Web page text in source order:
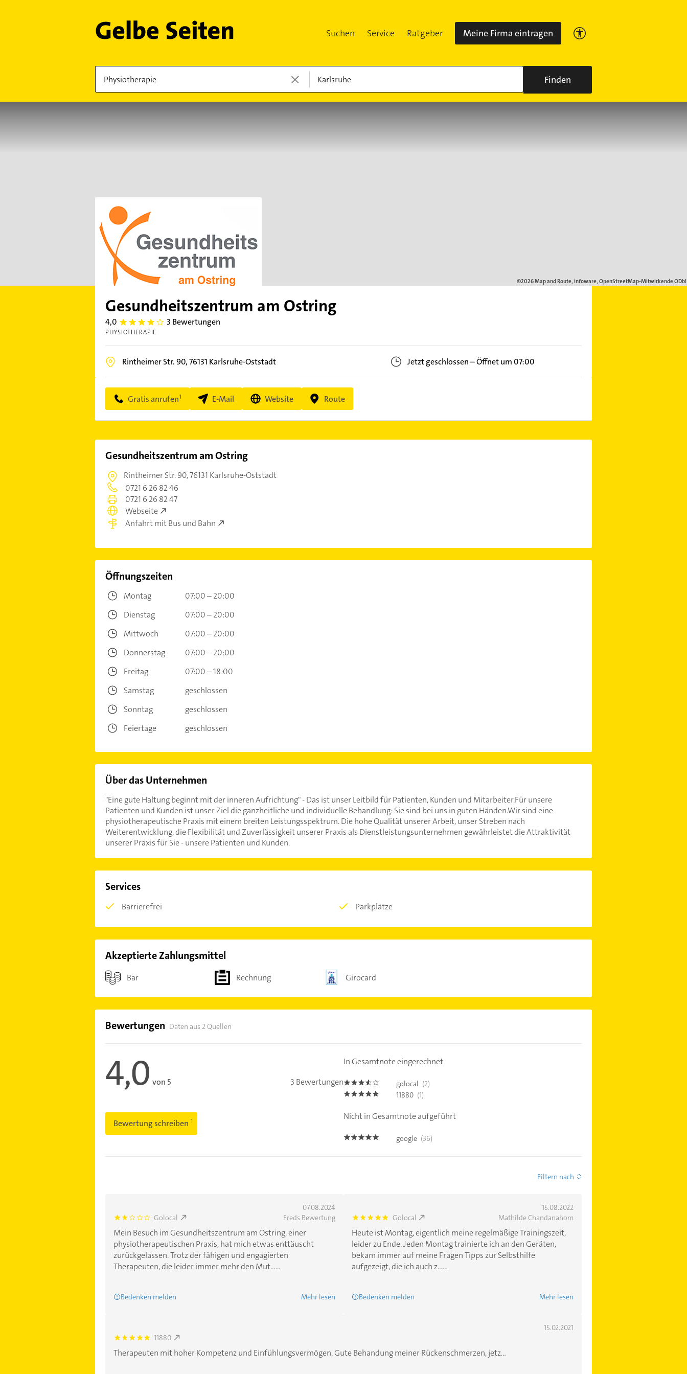
Suchen Service Ratgeber Meine Firma eintragen
Finden
Gesundheitszentrum am Ostring
4,0 4.0 3 Bewertungen
PHYSIOTHERAPIE
Rintheimer Str. 90,76131 Karlsruhe-Oststadt Jetzt geschlossen–Öffnet um 07:00
Gratis anrufen E-Mail Website Route
Gesundheitszentrum am Ostring
Rintheimer Str. 90,76131 Karlsruhe-Oststadt
0721 6 26 82 46
0721 6 26 82 47
Webseite
Anfahrt mit Bus und Bahn
Öffnungszeiten
Montag
07:00 – 20:00
Dienstag
07:00 – 20:00
Mittwoch
07:00 – 20:00
Donnerstag
07:00 – 20:00
Freitag
07:00 – 18:00
Samstag
geschlossen
Sonntag
geschlossen
Feiertage
geschlossen
Über das Unternehmen
"Eine gute Haltung beginnt mit der inneren Aufrichtung" - Das ist unser Leitbild für Patienten, Kunden und Mitarbeiter.Für unsere
Patienten und Kunden ist unser Ziel die ganzheitliche und individuelle Behandlung: Sie sind bei uns in guten Händen.Wir sind eine
physiotherapeutische Praxis mit einem breiten Leistungsspektrum. Die hohe Qualität unserer Arbeit, unser Streben nach
Weiterentwicklung, die Flexibilität und Zuverlässigkeit unserer Praxis als Dienstleistungsunternehmen gewährleistet die Attraktivität
unserer Praxis für Sie - unsere Patienten und Kunden.
Services
Barrierefrei Parkplätze
Akzeptierte Zahlungsmittel
Bar Rechnung Girocard
Bewertungen Daten aus 2 Quellen
4,0 von 5 3 Bewertungen
Bewertung schreiben
In Gesamtnote eingerechnet
3.5 golocal (2)
5.0 11880 (1)
Nicht in Gesamtnote aufgeführt
4.9 google (36)
Filtern nach
07.08.2024
2.0 Golocal Freds Bewertung
Mein Besuch im Gesundheitszentrum am Ostring, einer
physiotherapeutischen Praxis, hat mich etwas enttäuscht
zurückgelassen. Trotz der fähigen und engagierten
Therapeuten, die leider immer mehr den Mut......
Bedenken melden Mehr lesen
15.08.2022
5.0 Golocal Mathilde Chandanahom
Heute ist Montag, eigentlich meine regelmäßige Trainingszeit,
leider zu Ende. Jeden Montag trainierte ich an den Geräten,
bekam immer auf meine Fragen Tipps zur Selbsthilfe
aufgezeigt, die ich auch z......
Bedenken melden Mehr lesen
15.02.2021
5.0 11880
Therapeuten mit hoher Kompetenz und Einfühlungsvermögen. Gute Behandung meiner Rückenschmerzen, jetz...